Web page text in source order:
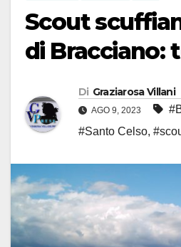
Scout
di Bracciano:
Di Graziarosa Villani
AGO 9, 2023
#Santo Celso,